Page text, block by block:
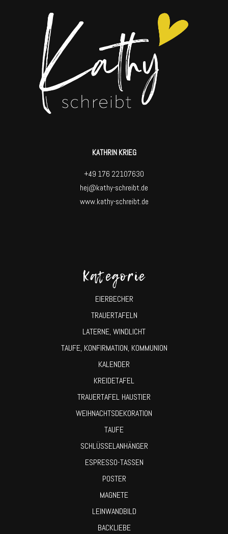
KATHRIN KRIEG
+49 176 22107630
hej@kathy-schreibt.de
www.kathy-schreibt.de
Kategorie
EIERBECHER
TRAUERTAFELN
LATERNE, WINDLICHT
TAUFE, KONFIRMATION, KOMMUNION
KALENDER
KREIDETAFEL
TRAUERTAFEL HAUSTIER
WEIHNACHTSDEKORATION
TAUFE
SCHLÜSSELANHÄNGER
ESPRESSO-TASSEN
POSTER
MAGNETE
LEINWANDBILD
BACKLIEBE